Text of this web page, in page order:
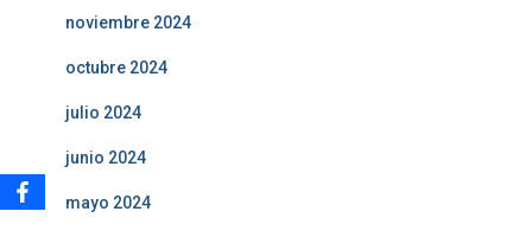
noviembre 2024
octubre 2024
julio 2024
junio 2024
mayo 2024